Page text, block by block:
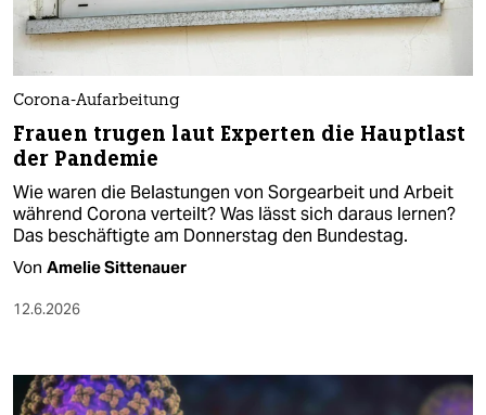
Corona-Aufarbeitung
Frauen trugen laut Experten die Hauptlast
der Pandemie
Wie waren die Belastungen von Sorgearbeit und Arbeit
während Corona verteilt? Was lässt sich daraus lernen?
Das beschäftigte am Donnerstag den Bundestag.
Von Amelie Sittenauer
12.6.2026